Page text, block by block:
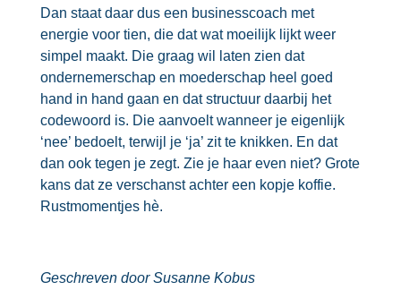
Dan staat daar dus een businesscoach met
energie voor tien, die dat wat moeilijk lijkt weer
simpel maakt. Die graag wil laten zien dat
ondernemerschap en moederschap heel goed
hand in hand gaan en dat structuur daarbij het
codewoord is. Die aanvoelt wanneer je eigenlijk
‘nee’ bedoelt, terwijl je ‘ja’ zit te knikken. En dat
dan ook tegen je zegt. Zie je haar even niet? Grote
kans dat ze verschanst achter een kopje koffie.
Rustmomentjes hè.
Geschreven door Susanne Kobus